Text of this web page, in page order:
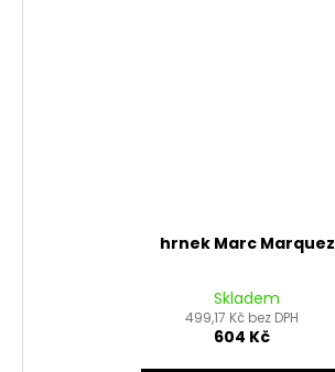
hrnek Marc Marquez
Skladem
499,17 Kč bez DPH
604 Kč